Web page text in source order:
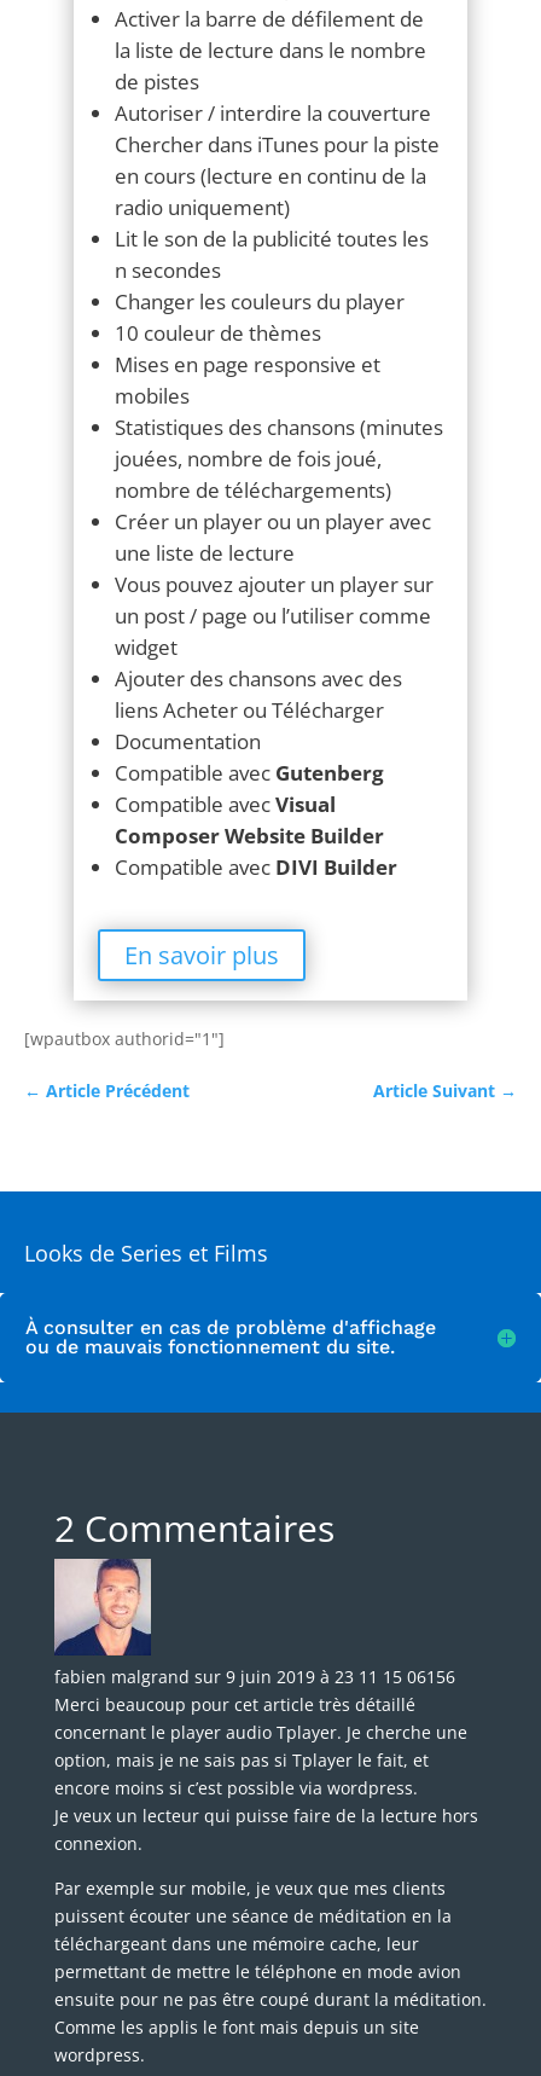
de pistes
Autoriser / interdire la couverture
Chercher dans iTunes pour la piste
en cours (lecture en continu de la
radio uniquement)
Lit le son de la publicité toutes les
n secondes
Changer les couleurs du player
10 couleur de thèmes
Mises en page responsive et
mobiles
Statistiques des chansons (minutes
jouées, nombre de fois joué,
nombre de téléchargements)
Créer un player ou un player avec
une liste de lecture
Vous pouvez ajouter un player sur
un post / page ou l’utiliser comme
widget
Ajouter des chansons avec des
liens Acheter ou Télécharger
Documentation
Compatible avec Gutenberg
Compatible avec
Composer Website Builder
Compatible avec DIVI Builder
[wpautbox authorid="1"]
←Article Précédent
Looks de Series et Films
fabien malgrand
Merci beaucoup pour cet article très détaillé
concernant le player audio Tplayer. Je cherche une
option, mais je ne sais pas si Tplayer le fait, et
encore moins si c’est possible via wordpress.
Je veux un lecteur qui puisse faire de la lecture hors
connexion.
Par exemple sur mobile, je veux que mes clients
téléchargeant dans une mémoire cache, leur
permettant de mettre le téléphone en mode avion
ensuite pour ne pas être coupé durant la méditation.
Comme les applis le font mais depuis un site
wordpress.
Connaissez vous un moyen de faire ça ?